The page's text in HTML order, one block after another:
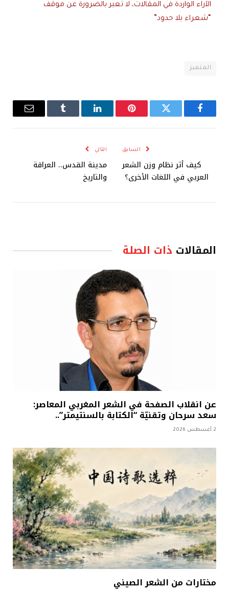
الآراء الواردة في المقالات، لا تعبر بالضرورة عن موقف
“شعراء بلا حدود”
المتميز
فيسبوك تويتر بينتيريستلينكدإن Tumblr
البريد
السابق
كيف أثر نظام وزن الشعر
العربي في اللغات الأخرى؟
التالي
مدينة القدس.. العراقة
والتاريخ
المقالات ذات الصلة
عن انقلاب الصفحة في الشعر المغربي المعاصر:
سعد سرحان وتقنيّة “الكتابة بالسنتيمتر”..
2 أغسطس 2026
مختارات من الشعر الصيني